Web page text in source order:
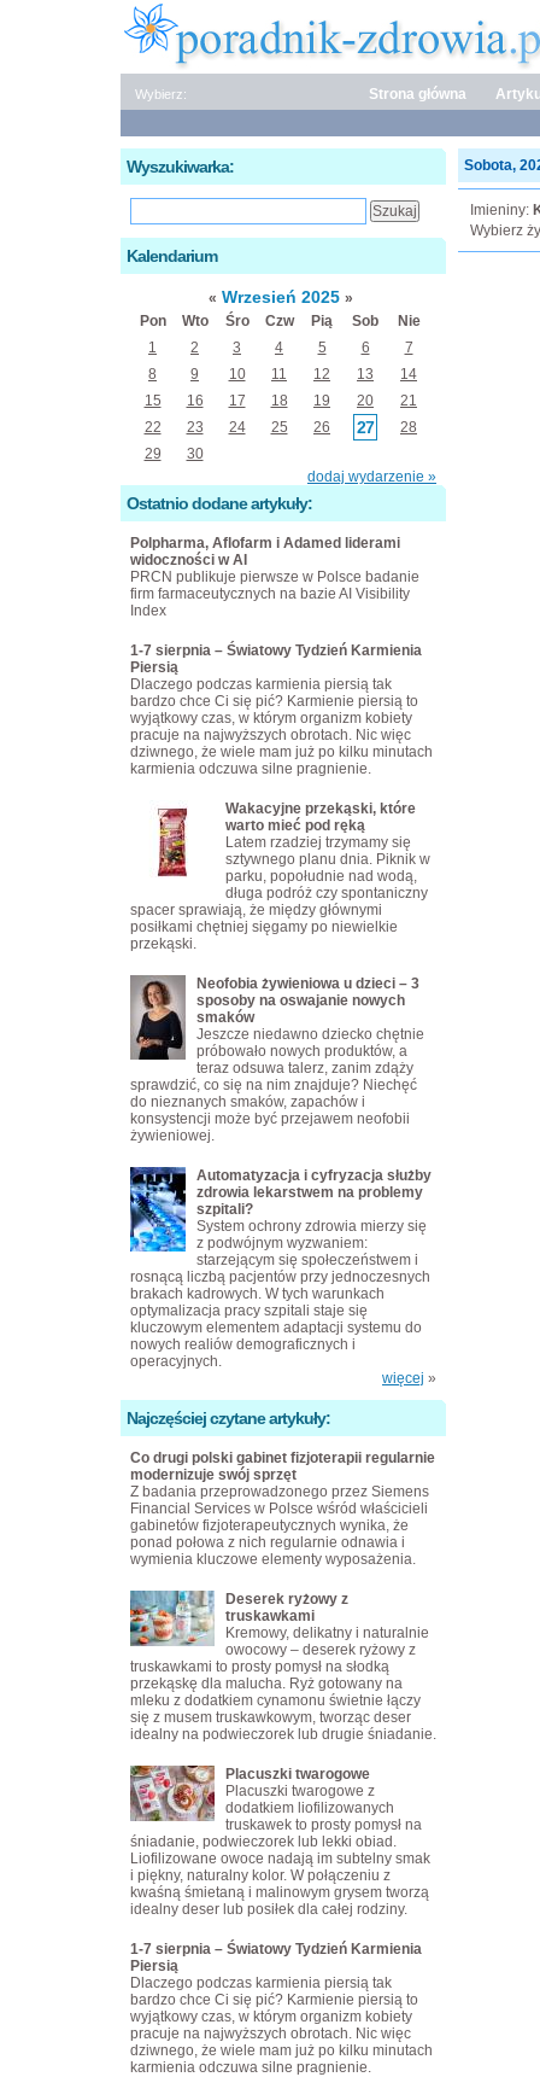
Wybierz: Strona główna
Sobota,
Imieniny:
Wybierz
Wyszukiwarka:
Kalendarium
« Wrzesień 2025 »
Pon
Wto Śro Czw Pią Sob
Nie
1
2 3 4 5 6
7
8
9 10 11 12 13
14
15
16 17 18 19 20
21
22
23 24 25 26 27
28
29
30
dodaj wydarzenie »
Ostatnio dodane artykuły:
Polpharma, Aflofarm i Adamed liderami
widoczności w AI
PRCN publikuje pierwsze w Polsce badanie
firm farmaceutycznych na bazie AI Visibility
Index
1-7 sierpnia – Światowy Tydzień Karmienia
Piersią
Dlaczego podczas karmienia piersią tak
bardzo chce Ci się pić? Karmienie piersią to
wyjątkowy czas, w którym organizm kobiety
pracuje na najwyższych obrotach. Nic więc
dziwnego, że wiele mam już po kilku minutach
karmienia odczuwa silne pragnienie.
Wakacyjne przekąski, które
warto mieć pod ręką
Latem rzadziej trzymamy się
sztywnego planu dnia. Piknik w
parku, popołudnie nad wodą,
długa podróż czy spontaniczny
spacer sprawiają, że między głównymi
posiłkami chętniej sięgamy po niewielkie
przekąski.
Neofobia żywieniowa u dzieci – 3
sposoby na oswajanie nowych
smaków
Jeszcze niedawno dziecko chętnie
próbowało nowych produktów, a
teraz odsuwa talerz, zanim zdąży
sprawdzić, co się na nim znajduje? Niechęć
do nieznanych smaków, zapachów i
konsystencji może być przejawem neofobii
żywieniowej.
Automatyzacja i cyfryzacja służby
zdrowia lekarstwem na problemy
szpitali?
System ochrony zdrowia mierzy się
z podwójnym wyzwaniem:
starzejącym się społeczeństwem i
rosnącą liczbą pacjentów przy jednoczesnych
brakach kadrowych. W tych warunkach
optymalizacja pracy szpitali staje się
kluczowym elementem adaptacji systemu do
nowych realiów demograficznych i
operacyjnych.
więcej »
Najczęściej czytane artykuły:
Co drugi polski gabinet fizjoterapii regularnie
modernizuje swój sprzęt
Z badania przeprowadzonego przez Siemens
Financial Services w Polsce wśród właścicieli
gabinetów fizjoterapeutycznych wynika, że
ponad połowa z nich regularnie odnawia i
wymienia kluczowe elementy wyposażenia.
Deserek ryżowy z
truskawkami
Kremowy, delikatny i naturalnie
owocowy – deserek ryżowy z
truskawkami to prosty pomysł na słodką
przekąskę dla malucha. Ryż gotowany na
mleku z dodatkiem cynamonu świetnie łączy
się z musem truskawkowym, tworząc deser
idealny na podwieczorek lub drugie śniadanie.
Placuszki twarogowe
Placuszki twarogowe z
dodatkiem liofilizowanych
truskawek to prosty pomysł na
śniadanie, podwieczorek lub lekki obiad.
Liofilizowane owoce nadają im subtelny smak
i piękny, naturalny kolor. W połączeniu z
kwaśną śmietaną i malinowym grysem tworzą
idealny deser lub posiłek dla całej rodziny.
1-7 sierpnia – Światowy Tydzień Karmienia
Piersią
Dlaczego podczas karmienia piersią tak
bardzo chce Ci się pić? Karmienie piersią to
wyjątkowy czas, w którym organizm kobiety
pracuje na najwyższych obrotach. Nic więc
dziwnego, że wiele mam już po kilku minutach
karmienia odczuwa silne pragnienie.